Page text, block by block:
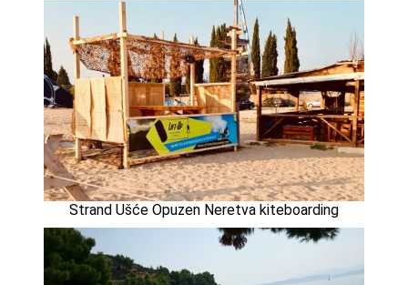
Strand Ušće Opuzen Neretva kiteboarding